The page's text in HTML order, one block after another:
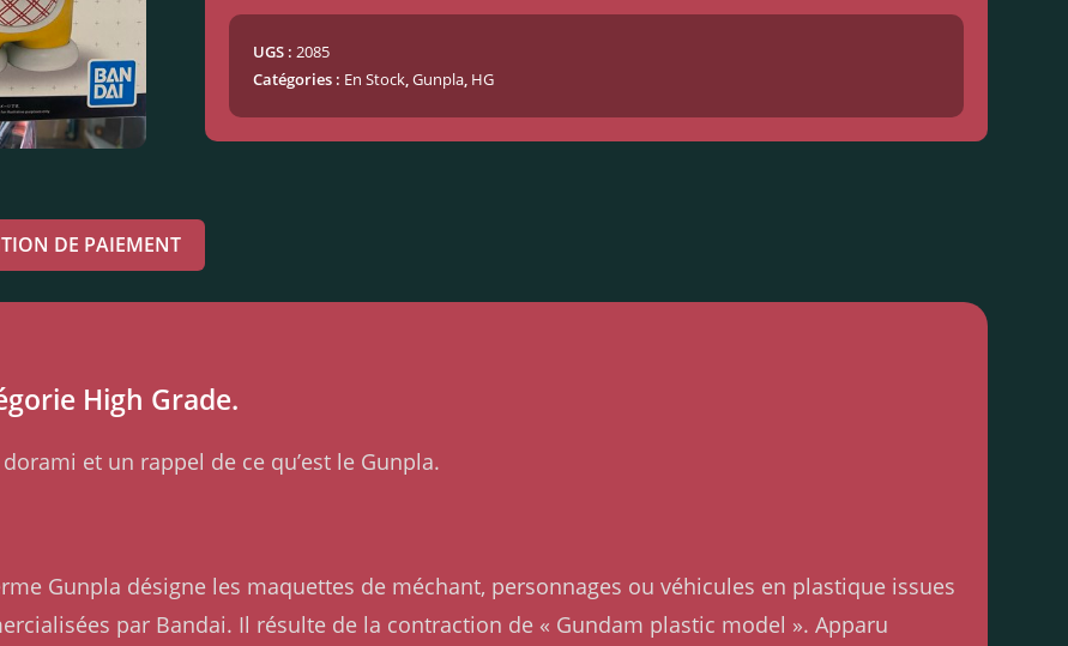
UGS : 2085
Catégories : En Stock, Gunpla, HG
DE PAIEMENT
High Grade.
et un rappel de ce qu’est le Gunpla.
Gunpla désigne les maquettes de méchant, personnages ou véhicules en plastique issues
par Bandai. Il résulte de la contraction de « Gundam plastic model ». Apparu